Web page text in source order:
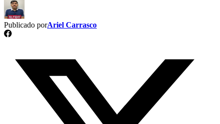
Publicado porAriel Carrasco